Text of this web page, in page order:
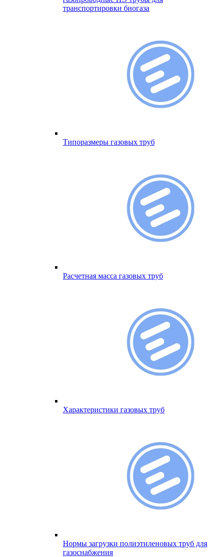
транспортировки биогаза
Типоразмеры газовых труб
Расчетная масса газовых труб
Характеристики газовых труб
Нормы загрузки полиэтиленовых труб для
газоснабжения